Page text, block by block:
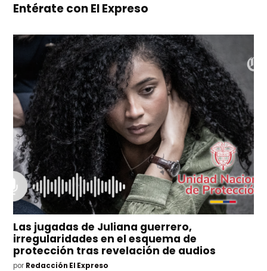
Entérate con El Expreso
Las jugadas de Juliana guerrero,
irregularidades en el esquema de
protección tras revelación de audios
por Redacción El Expreso